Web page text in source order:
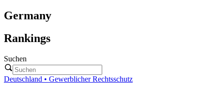
Germany
Rankings
Suchen
Deutschland • Gewerblicher Rechtsschutz